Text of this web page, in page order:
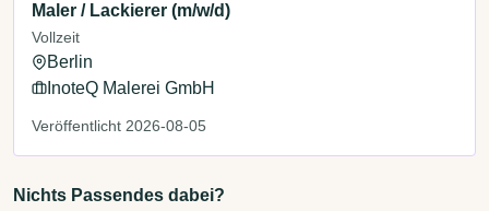
Maler / Lackierer (m/w/d)
Vollzeit
Berlin
InoteQ Malerei GmbH
Veröffentlicht 2026-08-05
Nichts Passendes dabei?